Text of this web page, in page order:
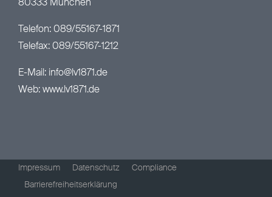
80333 München
Telefon: 089/55167-1871
Telefax: 089/55167-1212
E-Mail: info@lv1871.de
Web: www.lv1871.de
Impressum Datenschutz
Compliance
Barrierefreiheitserklärung